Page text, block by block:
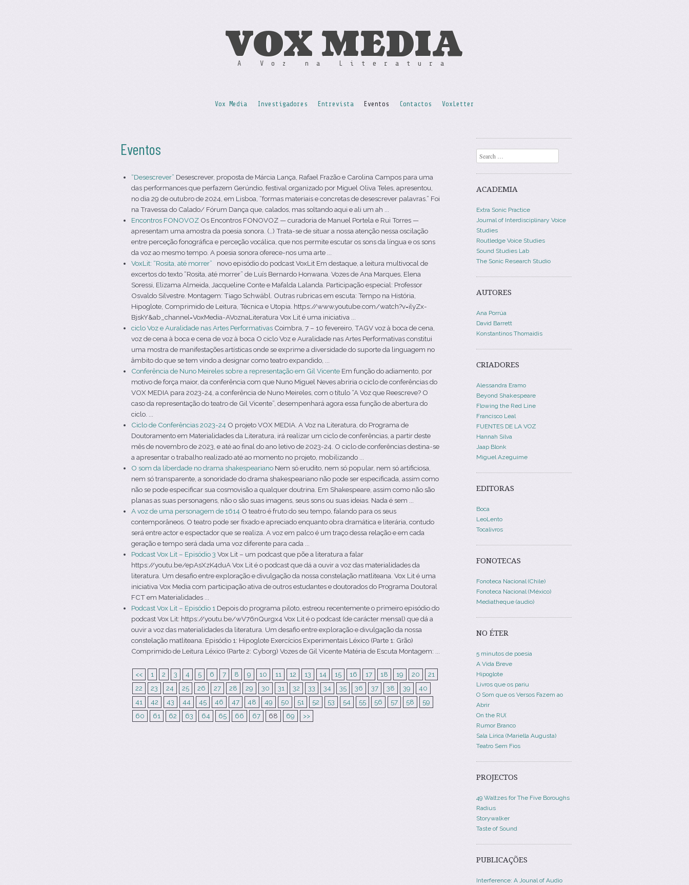
VOX MEDIA
A Voz na Literatura
Vox Media Investigadores Entrevista Eventos Contactos VoxLetter
Eventos
“Desescrever” Desescrever, proposta de Márcia Lança, Rafael Frazão e Carolina Campos para uma
das performances que perfazem Gerúndio, festival organizado por Miguel Oliva Teles, apresentou,
no dia 29 de outubro de 2024, em Lisboa, “formas materiais e concretas de desescrever palavras.” Foi
na Travessa do Calado/ Fórum Dança que, calados, mas soltando aqui e ali um ah ...
Encontros FONOVOZ Os Encontros FONOVOZ — curadoria de Manuel Portela e Rui Torres —
apresentam uma amostra da poesia sonora. (…) Trata-se de situar a nossa atenção nessa oscilação
entre perceção fonográfica e perceção vocálica, que nos permite escutar os sons da língua e os sons
da voz ao mesmo tempo. A poesia sonora oferece-nos uma arte ...
VoxLit: “Rosita, até morrer” novo episódio do podcast VoxLit Em destaque, a leitura multivocal de
excertos do texto “Rosita, até morrer” de Luís Bernardo Honwana. Vozes de Ana Marques, Elena
Soressi, Elizama Almeida, Jacqueline Conte e Mafalda Lalanda. Participação especial: Professor
Osvaldo Silvestre. Montagem: Tiago Schwäbl. Outras rubricas em escuta: Tempo na História,
Hipoglote, Comprimido de Leitura, Técnica e Utopia. https://www.youtube.com/watch?v=ilyZx-
BjskY&ab_channel=VoxMedia-AVoznaLiteratura Vox Lit é uma iniciativa ...
ciclo Voz e Auralidade nas Artes Performativas Coimbra, 7 – 10 fevereiro, TAGV voz à boca de cena,
voz de cena à boca e cena de voz à boca O ciclo Voz e Auralidade nas Artes Performativas constitui
uma mostra de manifestações artísticas onde se exprime a diversidade do suporte da linguagem no
âmbito do que se tem vindo a designar como teatro expandido, ...
Conferência de Nuno Meireles sobre a representação em Gil Vicente Em função do adiamento, por
motivo de força maior, da conferência com que Nuno Miguel Neves abriria o ciclo de conferências do
VOX MEDIA para 2023-24, a conferência de Nuno Meireles, com o título “A Voz que Reescreve? O
caso da representação do teatro de Gil Vicente”, desempenhará agora essa função de abertura do
ciclo. ...
Ciclo de Conferências 2023-24 O projeto VOX MEDIA. A Voz na Literatura, do Programa de
Doutoramento em Materialidades da Literatura, irá realizar um ciclo de conferências, a partir deste
mês de novembro de 2023, e até ao final do ano letivo de 2023-24. O ciclo de conferências destina-se
a apresentar o trabalho realizado até ao momento no projeto, mobilizando ...
O som da liberdade no drama shakespeariano Nem só erudito, nem só popular, nem só artificiosa,
nem só transparente, a sonoridade do drama shakespeariano não pode ser especificada, assim como
não se pode especificar sua cosmovisão a qualquer doutrina. Em Shakespeare, assim como não são
planas as suas personagens, não o são suas imagens, seus sons ou suas ideias. Nada é sem ...
A voz de uma personagem de 1614 O teatro é fruto do seu tempo, falando para os seus
contemporâneos. O teatro pode ser fixado e apreciado enquanto obra dramática e literária, contudo
será entre actor e espectador que se realiza. A voz em palco é um traço dessa relação e em cada
geração e tempo será dada uma voz diferente para cada ...
Podcast Vox Lit – Episódio 3 Vox Lit – um podcast que põe a literatura a falar
https://youtu.be/epAsXzK4duA Vox Lit é o podcast que dá a ouvir a voz das materialidades da
literatura. Um desafio entre exploração e divulgação da nossa constelação matliteana. Vox Lit é uma
iniciativa Vox Media com participação ativa de outros estudantes e doutorados do Programa Doutoral
FCT em Materialidades ...
Podcast Vox Lit – Episódio 1 Depois do programa piloto, estreou recentemente o primeiro episódio do
podcast Vox Lit: https://youtu.be/wV76nQurgx4 Vox Lit é o podcast (de carácter mensal) que dá a
ouvir a voz das materialidades da literatura. Um desafio entre exploração e divulgação da nossa
constelação matliteana. Episódio 1: Hipoglote Exercícios Experimentais Léxico (Parte 1: Grão)
Comprimido de Leitura Léxico (Parte 2: Cyborg) Vozes de Gil Vicente Matéria de Escuta Montagem: ...
<< 1 2 3 4 5 6 7 8 9 10 11 12 13 14 15 16 17 18 19 20
21
22
23 24 25 26 27 28 29 30 31 32 33 34 35 36 37 38 39
40
41
42 43 44 45 46 47 48 49 50 51 52 53 54 55 56 57 58
59
60
61 62 63 64 65 66 67 68 69 >>
Search
ACADEMIA
Extra Sonic Practice
Journal of Interdisciplinary Voice
Studies
Routledge Voice Studies
Sound Studies Lab
The Sonic Research Studio
AUTORES
Ana Porrúa
David Barrett
Konstantinos Thomaidis
CRIADORES
Alessandra Eramo
Beyond Shakespeare
Flowing the Red Line
Francisco Leal
FUENTES DE LA VOZ
Hannah Silva
Jaap Blonk
Miguel Azeguime
EDITORAS
Boca
LeoLento
Tocalivros
FONOTECAS
Fonoteca Nacional (Chile)
Fonoteca Nacional (México)
Mediatheque (audio)
NO ÉTER
5 minutos de poesia
A Vida Breve
Hipoglote
Livros que os pariu
O Som que os Versos Fazem ao
Abrir
On the RU(
Rumor Branco
Sala Lírica (Mariella Augusta)
Teatro Sem Fios
PROJECTOS
49 Waltzes for The Five Boroughs
Radius
Storywalker
Taste of Sound
PUBLICAÇÕES
Interference: A Jounal of Audio